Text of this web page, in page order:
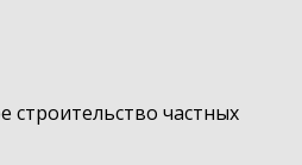
строительство частных